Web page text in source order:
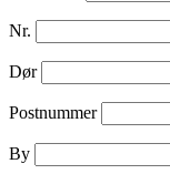
Nr.
Dør
Postnummer
By